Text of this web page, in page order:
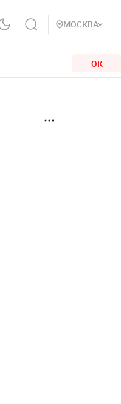
МОСКВА
ОК